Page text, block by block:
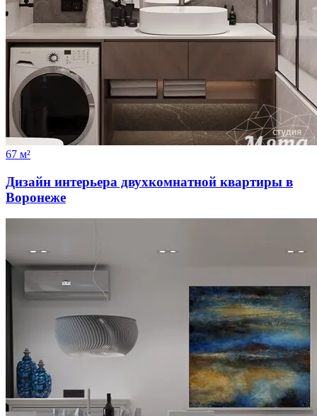
67 м²
Дизайн интерьера двухкомнатной квартиры в
Воронеже